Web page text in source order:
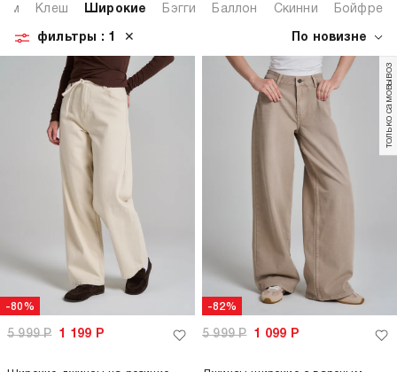
Клеш Широкие Бэгги Баллон Скинни
По новизне
фильтры : 1 ✕
-80%
5 999Р 1 199 Р
-82%
только самовывоз
5 999Р 1 099 Р